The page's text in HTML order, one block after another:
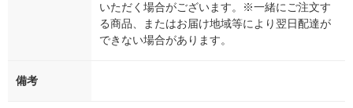
いただく場合がございます。※一緒にご注文す
る商品、またはお届け地域等により翌日配達が
できない場合があります。
備考